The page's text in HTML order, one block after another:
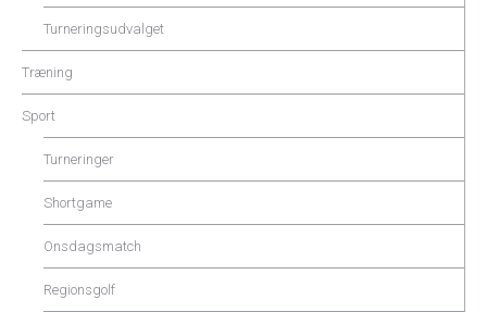
Turneringsudvalget
Træning
Sport
Turneringer
Shortgame
Onsdagsmatch
Regionsgolf